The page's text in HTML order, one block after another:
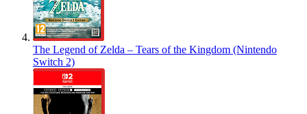
The Legend of Zelda – Tears of the Kingdom (Nintendo
Switch 2)